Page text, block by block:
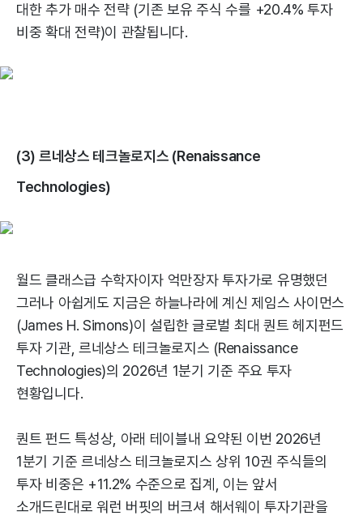
대한 추가 매수 전략 (기존 보유 주식 수를 +20.4% 투자
비중 확대 전략)이 관찰됩니다.
(3) 르네상스 테크놀로지스 (Renaissance
Technologies)
월드 클래스급 수학자이자 억만장자 투자가로 유명했던
그러나 아쉽게도 지금은 하늘나라에 계신 제임스 사이먼스
(James H. Simons)이 설립한 글로벌 최대 퀀트 헤지펀드
투자 기관, 르네상스 테크놀로지스 (Renaissance
Technologies)의 2026년 1분기 기준 주요 투자
현황입니다.
퀀트 펀드 특성상, 아래 테이블내 요약된 이번 2026년
1분기 기준 르네상스 테크놀로지스 상위 10권 주식들의
투자 비중은 +11.2% 수준으로 집계, 이는 앞서
소개드린대로 워런 버핏의 버크셔 해서웨이 투자기관을